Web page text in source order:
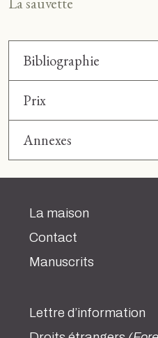
Bibliographie
Prix
Annexes
La maison
Contact
Manuscrits
Lettre d’information